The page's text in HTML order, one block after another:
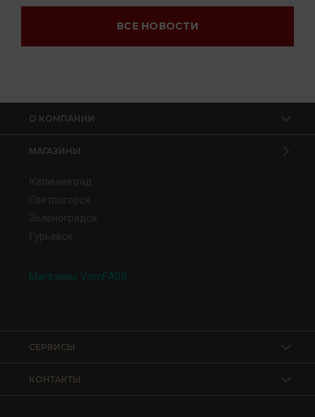
ВСЕ НОВОСТИ
О КОМПАНИИ
МАГАЗИНЫ
Калининград
Светлогорск
Зеленоградск
Гурьевск
Магазины VomFASS
КОНТАКТЫ
СЕРВИСЫ